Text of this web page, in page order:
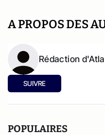
A PROPOS DES
Rédaction
SUIVRE
POPULAIRES